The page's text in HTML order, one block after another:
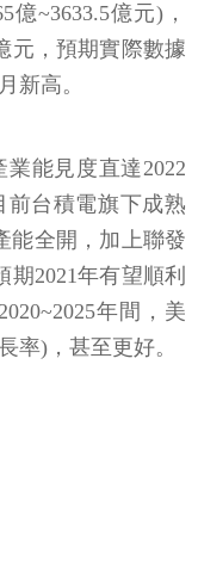
億~3633.5億元)，
元，預期實際數據
新高。
能見度直達2022
台積電旗下成熟
能全開，加上聯發
2021年有望順利
年間，美
率)，甚至更好。